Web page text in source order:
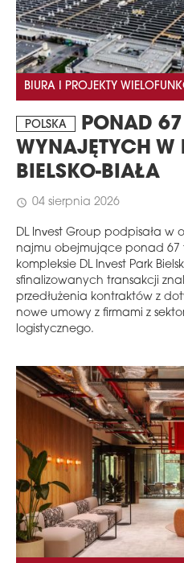
BIURA I PROJEKTY
POLSKA
PONAD 67
WYNAJĘTYCH W
BIELSKO-BIAŁA
schedule 04 sierpnia 2026
DL Invest Group podpisała
najmu obejmujące ponad 67
kompleksie DL Invest Park
sfinalizowanych transakcji
przedłużenia kontraktów z
nowe umowy z firmami z
logistycznego.